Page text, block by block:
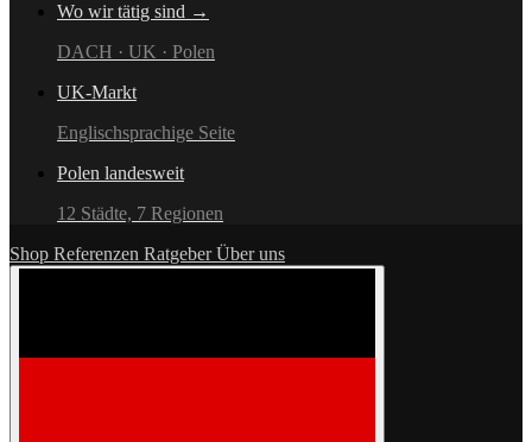
Wo wir tätig sind →
DACH · UK · Polen
UK-Markt
Englischsprachige Seite
Polen landesweit
12 Städte, 7 Regionen
Shop Referenzen RatgeberÜber uns